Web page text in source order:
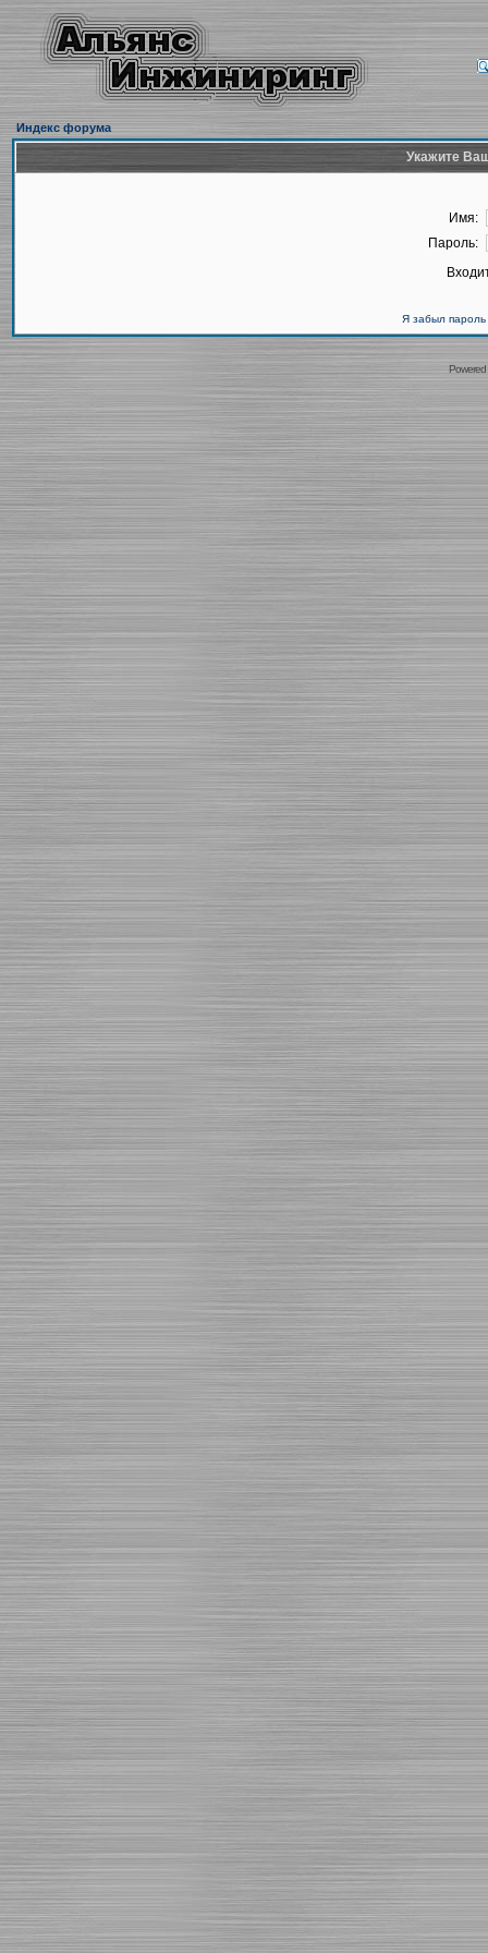
Индекс форума
Укажите
Имя:
Пароль:
Я забыл пароль